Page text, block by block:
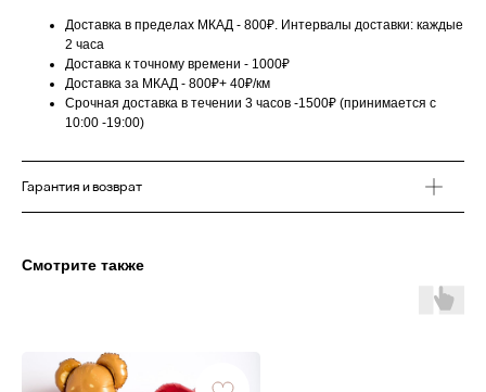
Доставка в пределах МКАД - 800₽. Интервалы доставки: каждые
2 часа
Доставка к точному времени - 1000₽
Доставка за МКАД - 800₽+ 40₽/км
Срочная доставка в течении 3 часов -1500₽ (принимается с
10:00 -19:00)
Гарантия и возврат
Смотрите также